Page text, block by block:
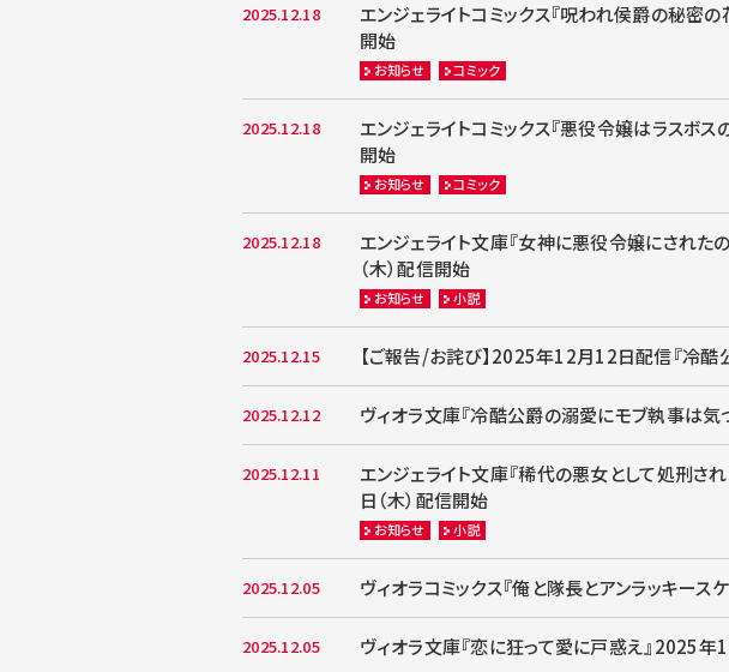
2025.12.18
エンジェライトコミックス『呪われ侯爵の秘密
開始
お知らせ コミック
2025.12.18
エンジェライトコミックス『悪役令嬢はラスボ
開始
お知らせ コミック
2025.12.18
エンジェライト文庫『女神に悪役令嬢にされ
（木）配信開始
お知らせ 小説
2025.12.15 【ご報告/お詫び】2025年12月12日配信『冷
2025.12.12 ヴィオラ文庫『冷酷公爵の溺愛にモブ執事は
2025.12.11
エンジェライト文庫『稀代の悪女として処刑
日（木）配信開始
お知らせ 小説
2025.12.05 ヴィオラコミックス『俺と隊長とアンラッキー
2025.12.05 ヴィオラ文庫『恋に狂って愛に戸惑え』2025年